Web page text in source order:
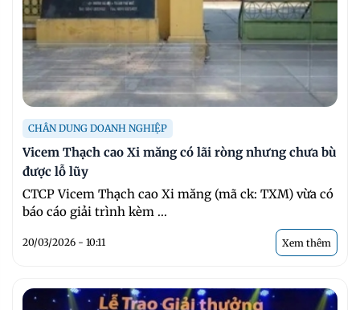
CHÂN DUNG DOANH NGHIỆP
Vicem Thạch cao Xi măng có lãi ròng nhưng chưa bù
được lỗ lũy
CTCP Vicem Thạch cao Xi măng (mã ck: TXM) vừa có
báo cáo giải trình kèm ...
20/03/2026 - 10:11 Xem thêm